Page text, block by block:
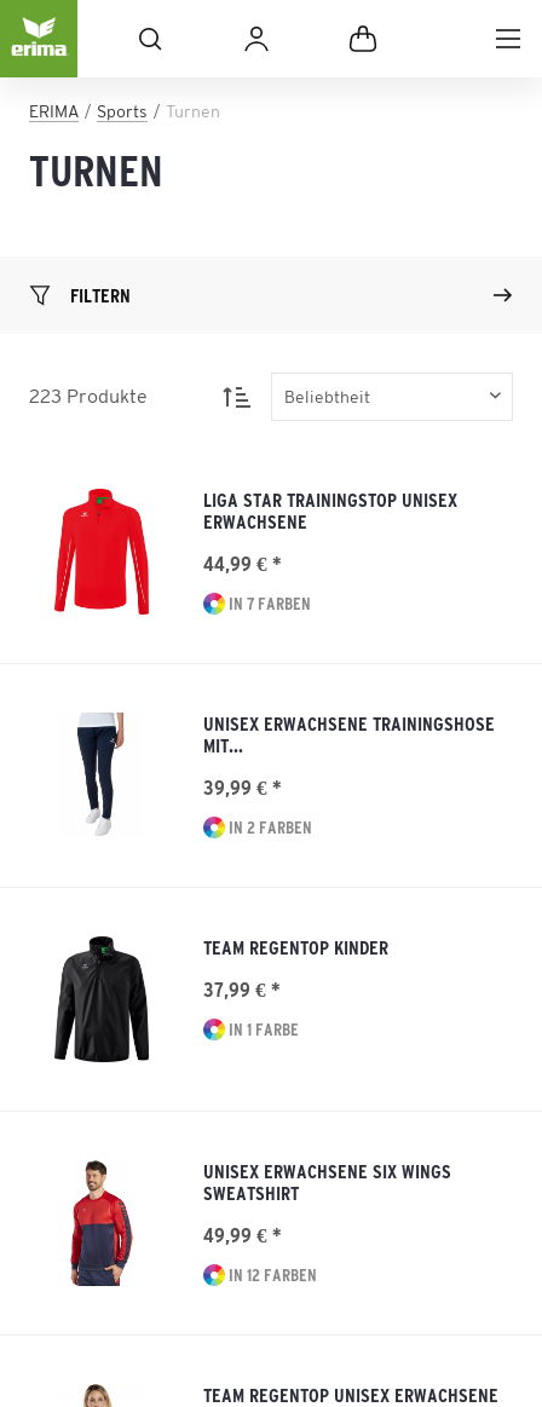
ERIMA Sports Turnen
TURNEN
FILTERN
223 Produkte
LIGA STAR TRAININGSTOP UNISEX
ERWACHSENE
44,99 € *
IN 7 FARBEN
UNISEX ERWACHSENE TRAININGSHOSE
MIT...
39,99 € *
IN 2 FARBEN
TEAM REGENTOP KINDER
37,99 € *
IN 1 FARBE
UNISEX ERWACHSENE SIX WINGS
SWEATSHIRT
49,99 € *
IN 12 FARBEN
TEAM REGENTOP UNISEX ERWACHSENE